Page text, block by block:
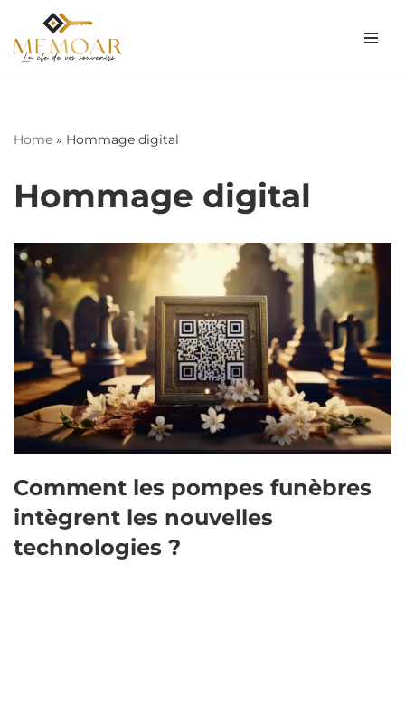
Aller
Home » Hommage digital
Hommage digital
Comment les pompes funèbres
intègrent les nouvelles
technologies ?